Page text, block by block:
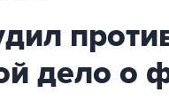
дело о